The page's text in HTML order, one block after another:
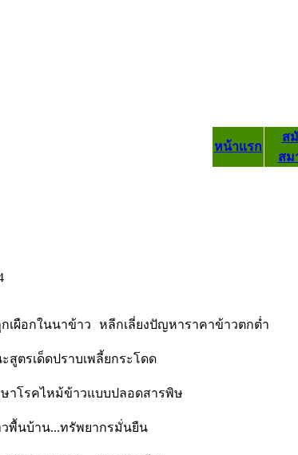
หน้าแรก
ส
สม
เผือกในนาข้าว หลีกเลี่ยงปัญหาราคาข้าวตกต่ำ
สูตรเด็ดปราบเพลี้ยกระโดด
าโรคไหม้ข้าวแบบปลอดสารพิษ
พื้นบ้าน...ทรัพยากรมั่นยืน